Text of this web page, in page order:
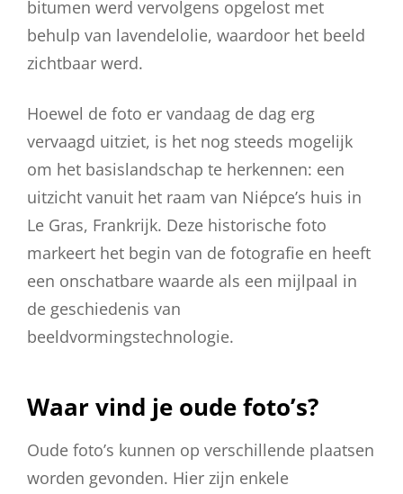
bitumen werd vervolgens opgelost met
behulp van lavendelolie, waardoor het beeld
zichtbaar werd.
Hoewel de foto er vandaag de dag erg
vervaagd uitziet, is het nog steeds mogelijk
om het basislandschap te herkennen: een
uitzicht vanuit het raam van Niépce’s huis in
Le Gras, Frankrijk. Deze historische foto
markeert het begin van de fotografie en heeft
een onschatbare waarde als een mijlpaal in
de geschiedenis van
beeldvormingstechnologie.
Waar vind je oude foto’s?
Oude foto’s kunnen op verschillende plaatsen
worden gevonden. Hier zijn enkele